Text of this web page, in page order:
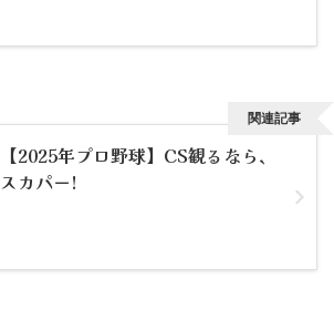
【2025年プロ野球】CS観るなら、
スカパー!
関連記事